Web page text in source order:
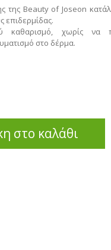
της Beauty of Joseon
επιδερμίδας.
καθαρισμό, χωρίς να
στο δέρμα.
στο καλάθι